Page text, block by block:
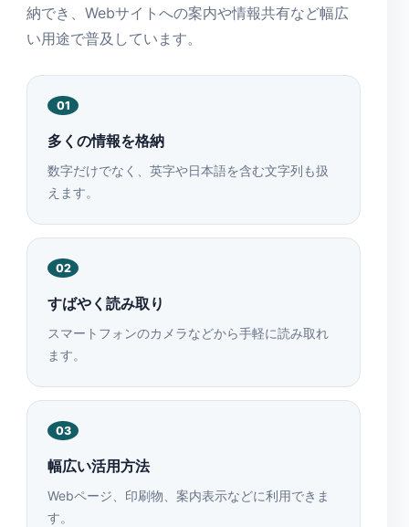
納でき、Webサイトへの案内や情報共有など幅広
い用途で普及しています。
01
多くの情報を格納
数字だけでなく、英字や日本語を含む文字列も扱
えます。
02
すばやく読み取り
スマートフォンのカメラなどから手軽に読み取れ
ます。
03
幅広い活用方法
Webページ、印刷物、案内表示などに利用できま
す。